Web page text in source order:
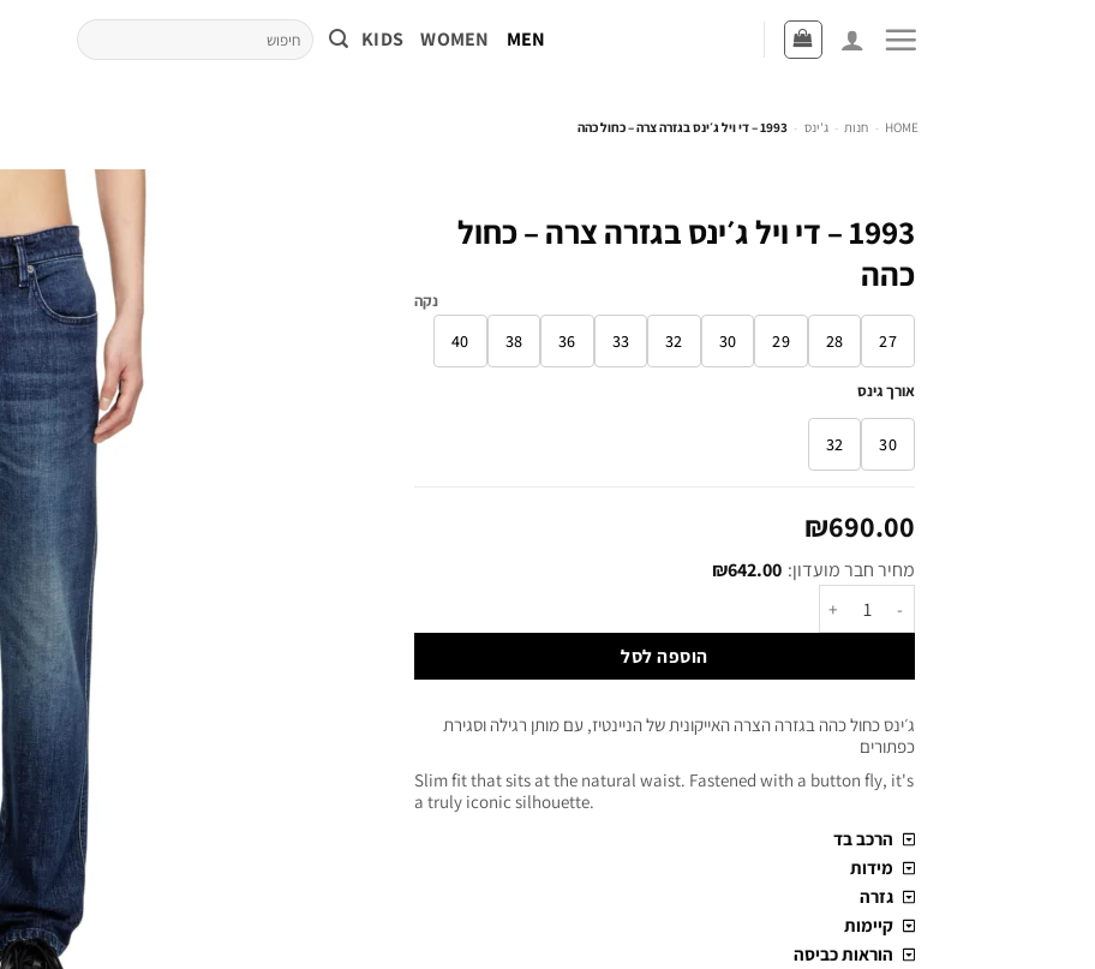
MEN
WOMEN
KIDS
HOME
- חנות - ג'ינס - 1993 – די ויל ג׳ינס בגזרה צרה – כחול כהה
1993 – די ויל ג׳ינס בגזרה צרה – כחול
כהה
27
28
29
30
32
33
36
38
40
אורך גינס
30
32
נקה
₪690.00
מחיר חבר מועדון: ₪642.00
הוספה לסל
ג׳ינס כחול כהה בגזרה הצרה האייקונית של הניינטיז, עם מותן רגילה וסגירת
כפתורים
Slim fit that sits at the natural waist. Fastened with a button fly, it's
a truly iconic silhouette.
הרכב בד
מידות
גזרה
קיימות
הוראות כביסה